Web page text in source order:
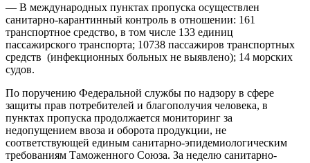
— В международных пунктах пропуска осуществлен
санитарно-карантинный контроль в отношении: 161
транспортное средство, в том числе 133 единиц
пассажирского транспорта; 10738 пассажиров транспортных
средств (инфекционных больных не выявлено); 14 морских
судов.
По поручению Федеральной службы по надзору в сфере
защиты прав потребителей и благополучия человека, в
пунктах пропуска продолжается мониторинг за
недопущением ввоза и оборота продукции, не
соответствующей единым санитарно-эпидемиологическим
требованиям Таможенного Союза. За неделю санитарно-